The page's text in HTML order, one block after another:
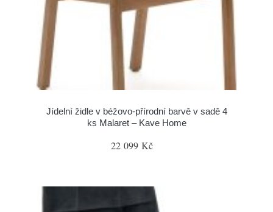
Jídelní židle v béžovo-přírodní barvě v sadě 4
ks Malaret – Kave Home
22 099 Kč